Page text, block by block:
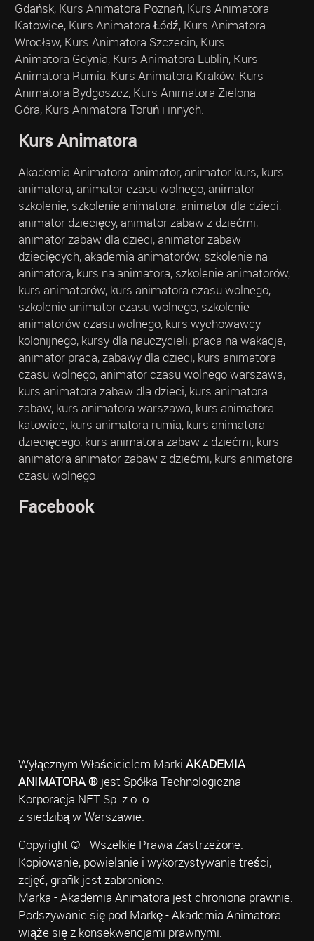
Gdańsk, Kurs Animatora Poznań, Kurs Animatora
Katowice, Kurs Animatora Łódź, Kurs Animatora
Wrocław, Kurs Animatora Szczecin, Kurs
Animatora Gdynia, Kurs Animatora Lublin, Kurs
Animatora Rumia, Kurs Animatora Kraków, Kurs
Animatora Bydgoszcz, Kurs Animatora Zielona
Góra, Kurs Animatora Toruń i innych.
Kurs Animatora
Akademia Animatora: animator, animator kurs, kurs
animatora, animator czasu wolnego, animator
szkolenie, szkolenie animatora, animator dla dzieci,
animator dziecięcy, animator zabaw z dziećmi,
animator zabaw dla dzieci, animator zabaw
dziecięcych, akademia animatorów, szkolenie na
animatora, kurs na animatora, szkolenie animatorów,
kurs animatorów, kurs animatora czasu wolnego,
szkolenie animator czasu wolnego, szkolenie
animatorów czasu wolnego, kurs wychowawcy
kolonijnego, kursy dla nauczycieli, praca na wakacje,
animator praca, zabawy dla dzieci, kurs animatora
czasu wolnego, animator czasu wolnego warszawa,
kurs animatora zabaw dla dzieci, kurs animatora
zabaw, kurs animatora warszawa, kurs animatora
katowice, kurs animatora rumia, kurs animatora
dziecięcego, kurs animatora zabaw z dziećmi, kurs
animatora animator zabaw z dziećmi, kurs animatora
czasu wolnego
Facebook
Wyłącznym Właścicielem Marki AKADEMIA
ANIMATORA ®jest Spółka Technologiczna
Korporacja.NET Sp. z o. o.
z siedzibą w Warszawie.
Copyright © - Wszelkie Prawa Zastrzeżone.
Kopiowanie, powielanie i wykorzystywanie treści,
zdjęć, grafik jest zabronione.
Marka - Akademia Animatora jest chroniona prawnie.
Podszywanie się pod Markę - Akademia Animatora
wiąże się z konsekwencjami prawnymi.